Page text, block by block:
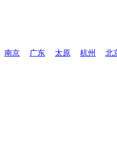
南京 广东 太原 杭州 北